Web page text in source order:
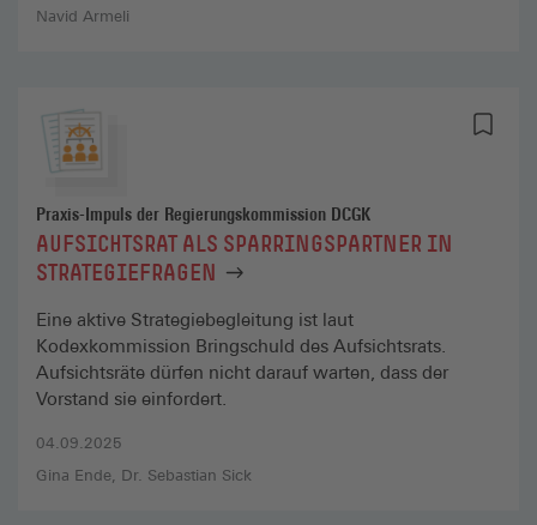
Navid Armeli
Praxis-Impuls der Regierungskommission DCGK
AUFSICHTSRAT ALS SPARRINGSPARTNER IN
STRATEGIEFRAGEN
04.09.2025
Gina Ende Dr. Sebastian Sick
Eine aktive Strategiebegleitung ist laut
Kodexkommission Bringschuld des Aufsichtsrats.
Aufsichtsräte dürfen nicht darauf warten, dass der
Vorstand sie einfordert.